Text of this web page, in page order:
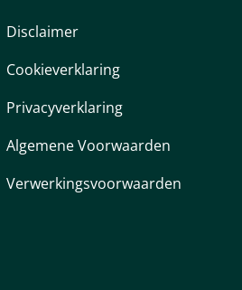
Disclaimer
Cookieverklaring
Privacyverklaring
Algemene Voorwaarden
Verwerkingsvoorwaarden